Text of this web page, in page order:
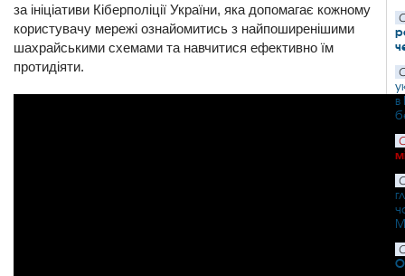
за ініціативи Кіберполіції України, яка допомагає кожному
користувачу мережі ознайомитись з найпоширенішими
шахрайськими схемами та навчитися ефективно їм
протидіяти.
в